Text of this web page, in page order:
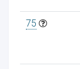
75